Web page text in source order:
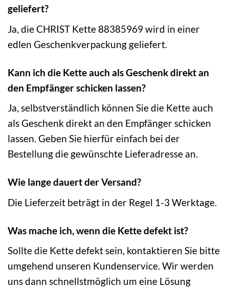
geliefert?
Ja, die CHRIST Kette 88385969 wird in einer
edlen Geschenkverpackung geliefert.
Kann ich die Kette auch als Geschenk direkt an
den Empfänger schicken lassen?
Ja, selbstverständlich können Sie die Kette auch
als Geschenk direkt an den Empfänger schicken
lassen. Geben Sie hierfür einfach bei der
Bestellung die gewünschte Lieferadresse an.
Wie lange dauert der Versand?
Die Lieferzeit beträgt in der Regel 1-3 Werktage.
Was mache ich, wenn die Kette defekt ist?
Sollte die Kette defekt sein, kontaktieren Sie bitte
umgehend unseren Kundenservice. Wir werden
uns dann schnellstmöglich um eine Lösung